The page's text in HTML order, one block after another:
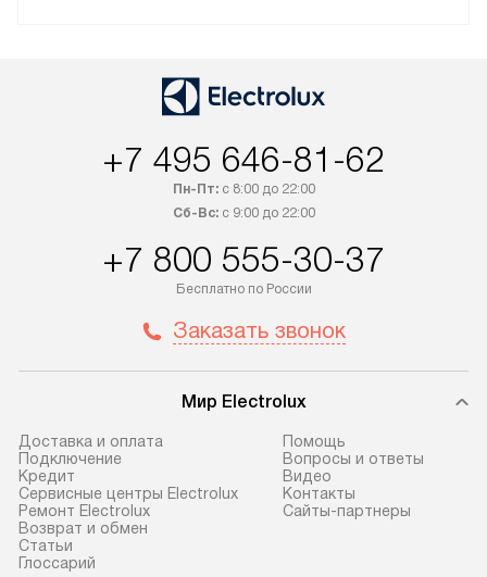
+7 495 646-81-62
Пн-Пт:с 8:00 до 22:00
Сб-Вс:с 9:00 до 22:00
+7 800 555-30-37
Бесплатно по России
Заказать звонок
Мир Electrolux
Доставка и оплата
Подключение
Кредит
Сервисные центры Electrolux
Ремонт Electrolux
Возврат и обмен
Cтатьи
Глоссарий
Помощь
Вопросы и ответы
Видео
Контакты
Сайты-партнеры